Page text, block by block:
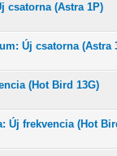
csatorna (Astra 1P)
Új csatorna (Astra
(Hot Bird 13G)
Új frekvencia (Hot